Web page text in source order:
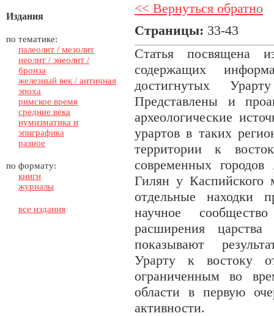
Издания
по тематике:
палеолит / мезолит
неолит / энеолит /
бронза
железный век / античная
эпоха
римское время
средние века
нумизматика и
эпиграфика
разное
по формату:
книги
журналы
все издания
<< Вернуться обратно
Страницы: 33-43
Статья посвящена
содержащих
достигнутых
Представлены и
археологические
урартов в таких
территории к
современных
Гилян у
отдельные находки
научное
расширения
показывают
Урарту к востоку
ограниченным во
области в первую
активности.